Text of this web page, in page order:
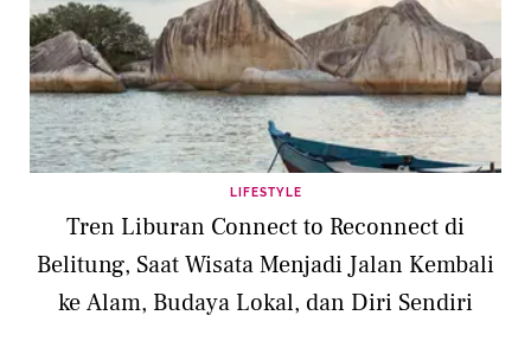
LIFESTYLE
Tren Liburan Connect to Reconnect di
Belitung, Saat Wisata Menjadi Jalan Kembali
ke Alam, Budaya Lokal, dan Diri Sendiri